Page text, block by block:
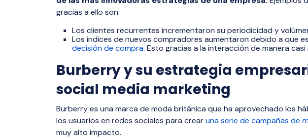
gracias a ello son:
Los clientes recurrentes incrementaron su periodicidad y
Los índices de nuevos compradores aumentaron debido a que
decisión de compra. Esto gracias a la interacción de manera
Burberry y su estrategia
social media marketing
Burberry es una marca de moda británica que ha aprovechado los
los usuarios en redes sociales para crearuna serie de campañas de
muy alto impacto.